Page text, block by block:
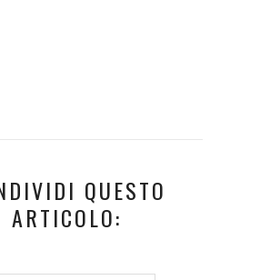
QUESTO
ARTICOLO: